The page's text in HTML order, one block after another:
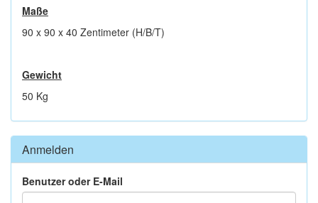
Maße
90 x 90 x 40 Zentimeter (H/B/T)
Gewicht
50 Kg
Anmelden
Benutzer oder E-Mail